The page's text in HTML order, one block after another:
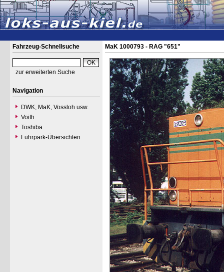
Fahrzeug-Schnellsuche
zur erweiterten Suche
Navigation
DWK, MaK, Vossloh usw.
Voith
Toshiba
Fuhrpark-Übersichten
MaK 1000793 - RAG "651"